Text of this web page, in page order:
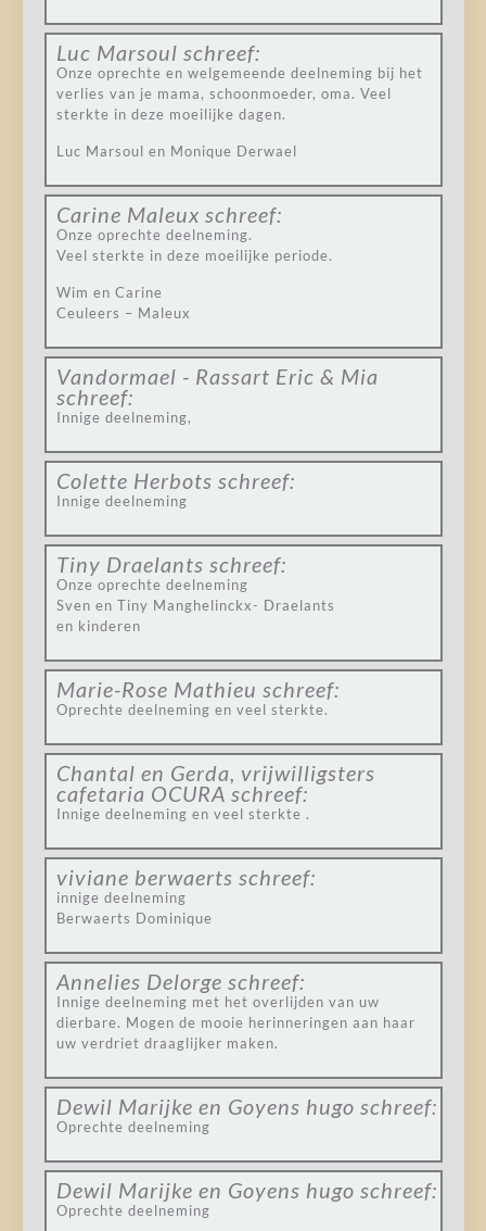
Luc Marsoul schreef:
Onze oprechte en welgemeende deelneming bij het
verlies van je mama, schoonmoeder, oma. Veel
sterkte in deze moeilijke dagen.
Luc Marsoul en Monique Derwael
Carine Maleux schreef:
Onze oprechte deelneming.
Veel sterkte in deze moeilijke periode.
Wim en Carine
Ceuleers – Maleux
Vandormael - Rassart Eric & Mia
schreef:
Innige deelneming,
Colette Herbots schreef:
Innige deelneming
Tiny Draelants schreef:
Onze oprechte deelneming
Sven en Tiny Manghelinckx- Draelants
en kinderen
Marie-Rose Mathieu schreef:
Oprechte deelneming en veel sterkte.
Chantal en Gerda, vrijwilligsters
cafetaria OCURA schreef:
Innige deelneming en veel sterkte .
viviane berwaerts schreef:
innige deelneming
Berwaerts Dominique
Annelies Delorge schreef:
Innige deelneming met het overlijden van uw
dierbare. Mogen de mooie herinneringen aan haar
uw verdriet draaglijker maken.
Dewil Marijke en Goyens hugo schreef:
Oprechte deelneming
Dewil Marijke en Goyens hugo schreef:
Oprechte deelneming